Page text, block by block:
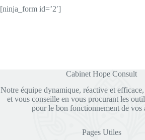
[ninja_form id=’2′]
Cabinet Hope Consult
Notre équipe dynamique, réactive et
et vous conseille en vous procurant les
pour le bon fonctionnement de vos
Pages Utiles